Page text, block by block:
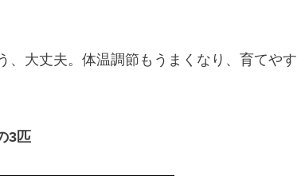
、大丈夫。体温調節もうまくなり、育てやす
3匹